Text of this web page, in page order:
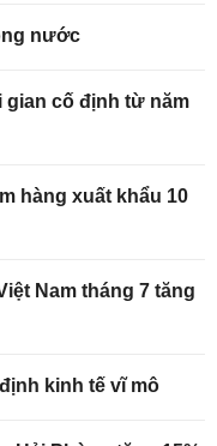
nước
gian cố định từ năm
hàng xuất khẩu 10
Nam tháng 7 tăng
kinh tế vĩ mô